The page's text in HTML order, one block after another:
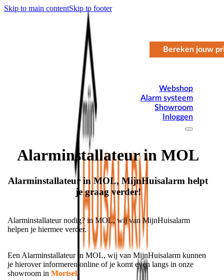
Skip to main contentSkip to footer
Webshop
Alarm systeem
Showroom
Inloggen
Bereken jouw
Alarminstallateur in MOL
Alarminstallateur in MOL, MijnHuisalarm helpt
je graag verder!
Alarminstallateur nodig? in MOL, wij van MijnHuisalarm
helpen je hiermee verder.
Een Alarminstallateur in MOL, wij van MijnHuisalarm kunnen
je hierover informeren online of je komt even langs in onze
showroom in Mortsel.